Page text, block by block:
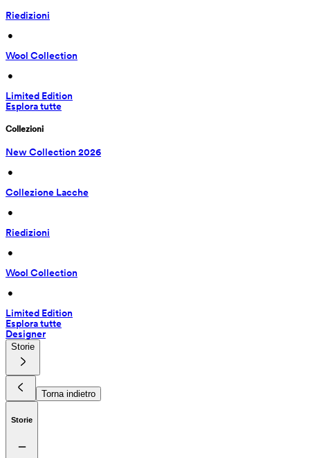
Riedizioni
•
Wool Collection
•
Limited Edition
Esplora tutte
Collezioni
New Collection 2026
•
Collezione Lacche
•
Riedizioni
•
Wool Collection
•
Limited Edition
Esplora tutte
Designer
Storie
Torna indietro
Storie